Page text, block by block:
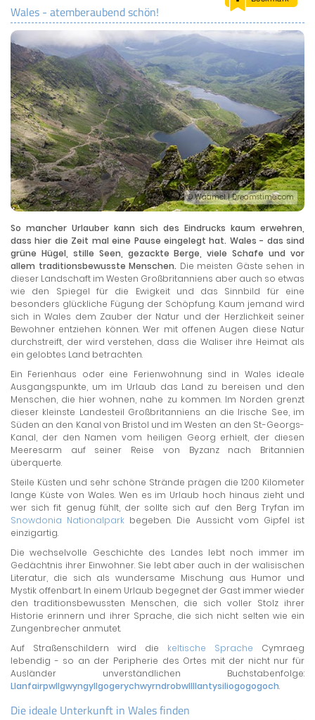
LAND & LEUTE
LERNCENTER
ENGLISCH
ENGLAND ZUHAUSE
BRITISH SHOP
Wales - atemberaubend schön!
© Waamel | Dreamstime.com
So mancher Urlauber kann sich des Eindrucks kaum erwehren,
dass hier die Zeit mal eine Pause eingelegt hat. Wales - das sind
grüne Hügel, stille Seen, gezackte Berge, viele Schafe und vor
allem traditionsbewusste Menschen. Die meisten Gäste sehen in
dieser Landschaft im Westen Großbritanniens aber auch so etwas
wie den Spiegel für die Ewigkeit und das Sinnbild für eine
besonders glückliche Fügung der Schöpfung. Kaum jemand wird
sich in Wales dem Zauber der Natur und der Herzlichkeit seiner
Bewohner entziehen können. Wer mit offenen Augen diese Natur
durchstreift, der wird verstehen, dass die Waliser ihre Heimat als
ein gelobtes Land betrachten.
Ein Ferienhaus oder eine Ferienwohnung sind in Wales ideale
Ausgangspunkte, um im Urlaub das Land zu bereisen und den
Menschen, die hier wohnen, nahe zu kommen. Im Norden grenzt
dieser kleinste Landesteil Großbritanniens an die Irische See, im
Süden an den Kanal von Bristol und im Westen an den St.-Georgs-
Kanal, der den Namen vom heiligen Georg erhielt, der diesen
Meeresarm auf seiner Reise von Byzanz nach Britannien
überquerte.
Steile Küsten und sehr schöne Strände prägen die 1200 Kilometer
lange Küste von Wales. Wen es im Urlaub hoch hinaus zieht und
wer sich fit genug fühlt, der sollte sich auf den Berg Tryfan im
Snowdonia Nationalpark begeben. Die Aussicht vom Gipfel ist
einzigartig.
Die wechselvolle Geschichte des Landes lebt noch immer im
Gedächtnis ihrer Einwohner. Sie lebt aber auch in der walisischen
Literatur, die sich als wundersame Mischung aus Humor und
Mystik offenbart. In einem Urlaub begegnet der Gast immer wieder
den traditionsbewussten Menschen, die sich voller Stolz ihrer
Historie erinnern und ihrer Sprache, die sich nicht selten wie ein
Zungenbrecher anmutet.
Auf Straßenschildern wird die keltische Sprache Cymraeg
lebendig - so an der Peripherie des Ortes mit der nicht nur für
Ausländer unverständlichen Buchstabenfolge:
Llanfairpwllgwyngyllgogerychwyrndrobwllllantysiliogogogoch.
Die ideale Unterkunft in Wales finden